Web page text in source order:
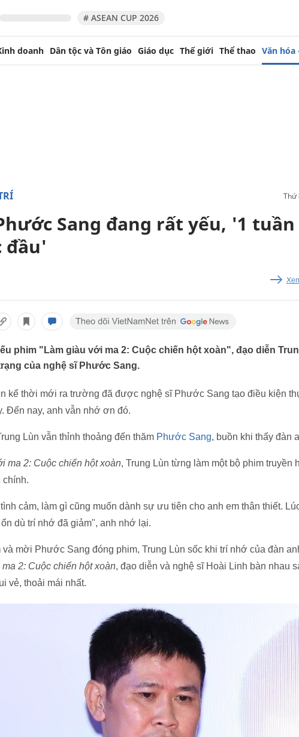
# ASEAN CUP 2026
doanh Dân tộc và Tôn giáo Giáo dục Thế giới Thể thao Văn hóa
Sang đang rất yếu, '1
đầu'
phim "Làm giàu với ma 2: Cuộc chiến hột xoàn", đạo diễn
của nghệ sĩ Phước Sang.
kể thời mới ra trường đã được nghệ sĩ Phước Sang tạo điều kiện
Đến nay, anh vẫn nhớ ơn đó.
Lùn vẫn thỉnh thoảng đến thăm Phước Sang, buồn khi thấy đàn
ma 2: Cuộc chiến hột xoàn, Trung Lùn từng làm một bộ phim truyền
chính.
cảm, làm gì cũng muốn dành sự ưu tiên cho anh em thân thiết.
dù trí nhớ đã giảm", anh nhớ lại.
và mời Phước Sang đóng phim, Trung Lùn sốc khi trí nhớ của đàn
2: Cuộc chiến hột xoàn, đạo diễn và nghệ sĩ Hoài Linh bàn nhau
vẻ, thoải mái nhất.